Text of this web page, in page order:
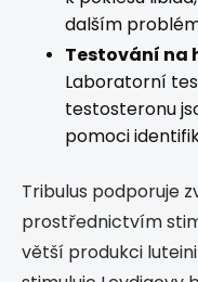
dalším
Testování na
Laboratorní
testosteronu
pomoci
Tribulus podporuje
prostřednictvím
větší produkci